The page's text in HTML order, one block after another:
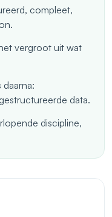
compleet,
vergroot uit wat
data.
discipline,